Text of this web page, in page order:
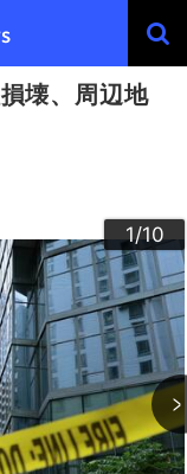
壊、周辺地
1/10
2/10
3/10
4/10
5/10
6/10
7/10
8/10
9/10
10/10